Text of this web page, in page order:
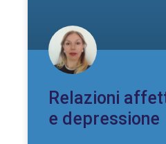
Relazioni
e depressione